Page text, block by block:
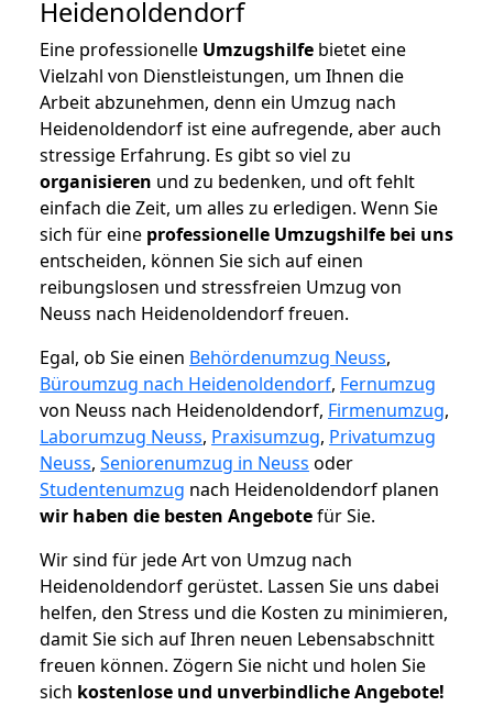
Heidenoldendorf
Eine professionelle Umzugshilfe bietet eine
Vielzahl von Dienstleistungen, um Ihnen die
Arbeit abzunehmen, denn ein Umzug nach
Heidenoldendorf ist eine aufregende, aber auch
stressige Erfahrung. Es gibt so viel zu
organisieren und zu bedenken, und oft fehlt
einfach die Zeit, um alles zu erledigen. Wenn Sie
sich für eine professionelle Umzugshilfe bei uns
entscheiden, können Sie sich auf einen
reibungslosen und stressfreien Umzug von
Neuss nach Heidenoldendorf freuen.
Egal, ob Sie einen Behördenumzug Neuss,
Büroumzug nach Heidenoldendorf, Fernumzug
von Neuss nach Heidenoldendorf, Firmenumzug,
Laborumzug Neuss, Praxisumzug, Privatumzug
Neuss, Seniorenumzug in Neuss oder
Studentenumzug nach Heidenoldendorf planen
wir haben die besten Angebotefür Sie.
Wir sind für jede Art von Umzug nach
Heidenoldendorf gerüstet. Lassen Sie uns dabei
helfen, den Stress und die Kosten zu minimieren,
damit Sie sich auf Ihren neuen Lebensabschnitt
freuen können. Zögern Sie nicht und holen Sie
sich kostenlose und unverbindliche Angebote!